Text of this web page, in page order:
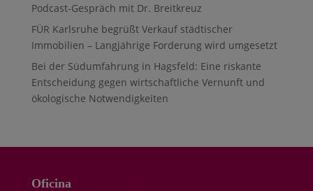
Podcast-Gespräch mit Dr. Breitkreuz
FÜR Karlsruhe begrüßt Verkauf städtischer
Immobilien – Langjährige Forderung wird umgesetzt
Bei der Südumfahrung in Hagsfeld: Eine riskante
Entscheidung gegen wirtschaftliche Vernunft und
ökologische Notwendigkeiten
Oficina